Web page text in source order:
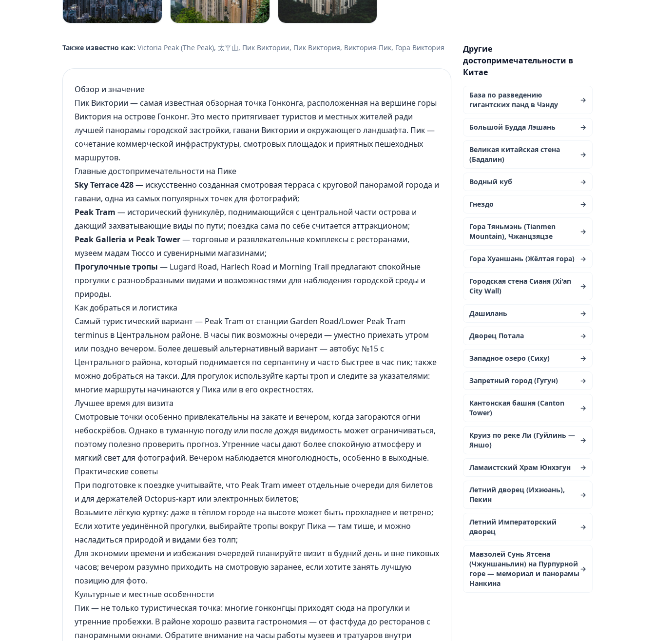
Также известно как: Victoria Peak (The Peak), 太平山, Пик Виктории, Пик Виктория, Виктория-Пик, Гора Виктория
Обзор и значение
Пик Виктории — самая известная обзорная точка Гонконга, расположенная на вершине горы
Виктория на острове Гонконг. Это место притягивает туристов и местных жителей ради
лучшей панорамы городской застройки, гавани Виктории и окружающего ландшафта. Пик —
сочетание коммерческой инфраструктуры, смотровых площадок и приятных пешеходных
маршрутов.
Главные достопримечательности на Пике
Sky Terrace 428— искусственно созданная смотровая терраса с круговой панорамой города и
гавани, одна из самых популярных точек для фотографий;
Peak Tram — исторический фуникулёр, поднимающийся с центральной части острова и
дающий захватывающие виды по пути; поездка сама по себе считается аттракционом;
Peak Galleria и Peak Tower— торговые и развлекательные комплексы с ресторанами,
музеем мадам Тюссо и сувенирными магазинами;
Прогулочные тропы — Lugard Road, Harlech Road и Morning Trail предлагают спокойные
прогулки с разнообразными видами и возможностями для наблюдения городской среды и
природы.
Как добраться и логистика
Самый туристический вариант — Peak Tram от станции Garden Road/Lower Peak Tram
terminus в Центральном районе. В часы пик возможны очереди — уместно приехать утром
или поздно вечером. Более дешевый альтернативный вариант — автобус №15 с
Центрального района, который поднимается по серпантину и часто быстрее в час пик; также
можно добраться на такси. Для прогулок используйте карты троп и следите за указателями:
многие маршруты начинаются у Пика или в его окрестностях.
Лучшее время для визита
Смотровые точки особенно привлекательны на закате и вечером, когда загораются огни
небоскрёбов. Однако в туманную погоду или после дождя видимость может ограничиваться,
поэтому полезно проверить прогноз. Утренние часы дают более спокойную атмосферу и
мягкий свет для фотографий. Вечером наблюдается многолюдность, особенно в выходные.
Практические советы
При подготовке к поездке учитывайте, что Peak Tram имеет отдельные очереди для билетов
и для держателей Octopus-карт или электронных билетов;
Возьмите лёгкую куртку: даже в тёплом городе на высоте может быть прохладнее и ветрено;
Если хотите уединённой прогулки, выбирайте тропы вокруг Пика — там тише, и можно
насладиться природой и видами без толп;
Для экономии времени и избежания очередей планируйте визит в будний день и вне пиковых
часов; вечером разумно приходить на смотровую заранее, если хотите занять лучшую
позицию для фото.
Культурные и местные особенности
Пик — не только туристическая точка: многие гонконгцы приходят сюда на прогулки и
утренние пробежки. В районе хорошо развита гастрономия — от фастфуда до ресторанов с
панорамными окнами. Обратите внимание на часы работы музеев и тратуаров внутри
Другие
достопримечательности в
Китае
База по разведению
гигантских панд в Чэнду
→
Большой Будда Лэшань →
Великая китайская стена
(Бадалин)
→
Водный куб →
Гнездо →
Гора Тяньмэнь (Tianmen
Mountain), Чжанцзяцзе
→
Гора Хуаншань (Жёлтая гора) →
Городская стена Сианя (Xi'an
City Wall)
→
Дашилань →
Дворец Потала →
Западное озеро (Сиху) →
Запретный город (Гугун) →
Кантонская башня (Canton
Tower)
→
Круиз по реке Ли (Гуйлинь —
Яншо)
→
Ламаистский Храм Юнхэгун →
Летний дворец (Ихэюань),
Пекин
→
Летний Императорский
дворец
→
Мавзолей Сунь Ятсена
(Чжуншаньлин) на Пурпурной
горе — мемориал и панорамы
Нанкина
→